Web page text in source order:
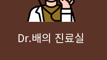
Dr.배의 진료실